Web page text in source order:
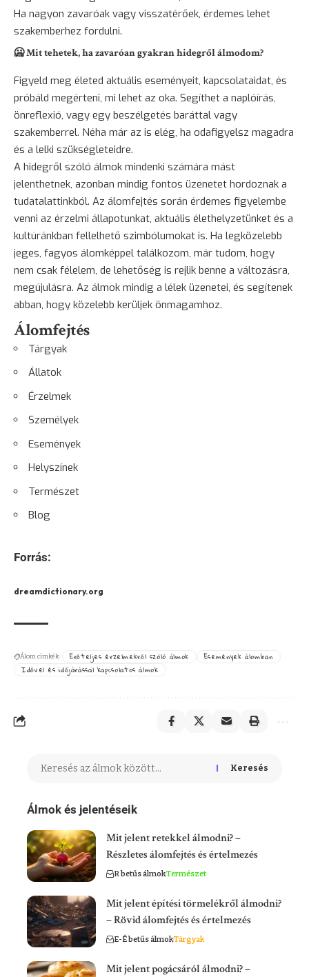
Ha nagyon zavaróak vagy visszatérőek, érdemes lehet
szakemberhez fordulni.
🥶 Mit tehetek, ha zavaróan gyakran hidegről álmodom?
Figyeld meg életed aktuális eseményeit, kapcsolataidat, és
próbáld megérteni, mi lehet az oka. Segíthet a naplóírás,
önreflexió, vagy egy beszélgetés baráttal vagy
szakemberrel. Néha már az is elég, ha odafigyelsz magadra
és a lelki szükségleteidre.
A hidegről szóló álmok mindenki számára mást
jelenthetnek, azonban mindig fontos üzenetet hordoznak a
tudatalattinkból. Az álomfejtés során érdemes figyelembe
venni az érzelmi állapotunkat, aktuális élethelyzetünket és a
kultúránkban fellelhető szimbólumokat is. Ha legközelebb
jeges, fagyos álomképpel találkozom, már tudom, hogy
nem csak félelem, de lehetőség is rejlik benne a változásra,
megújulásra. Az álmok mindig a lélek üzenetei, és segítenek
abban, hogy közelebb kerüljek önmagamhoz.
Álomfejtés
Tárgyak
Állatok
Érzelmek
Személyek
Események
Helyszínek
Természet
Blog
Forrás:
dreamdictionary.org
Álom címkék: Erőteljes érzelmekről szóló álmok
Események álomban
Idővel és időjárással kapcsolatos álmok
Keresés
Álmok és jelentéseik
Mit jelent retekkel álmodni? –
Részletes álomfejtés és értelmezés
R betűs álmokTermészet
Mit jelent építési törmelékről álmodni?
– Rövid álomfejtés és értelmezés
E-É betűs álmokTárgyak
Mit jelent pogácsáról álmodni? –